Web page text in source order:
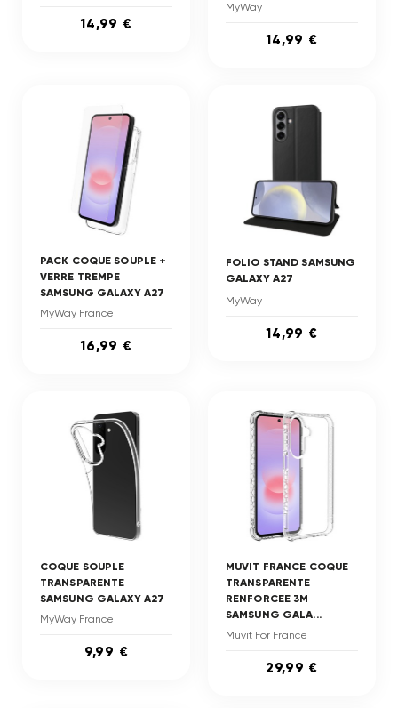
14,99 €
MyWay
14,99 €
PACK COQUE SOUPLE +
VERRE TREMPE
SAMSUNG GALAXY A27
MyWay France
16,99 €
FOLIO STAND SAMSUNG
GALAXY A27
MyWay
14,99 €
COQUE SOUPLE
TRANSPARENTE
SAMSUNG GALAXY A27
MyWay France
9,99 €
MUVIT FRANCE COQUE
TRANSPARENTE
RENFORCEE 3M
SAMSUNG GALA...
Muvit For France
29,99 €